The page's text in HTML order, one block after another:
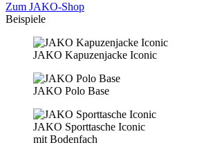
Zum JAKO-Shop
Beispiele
JAKO Kapuzenjacke Iconic
JAKO Polo Base
JAKO Sporttasche Iconic
mit Bodenfach